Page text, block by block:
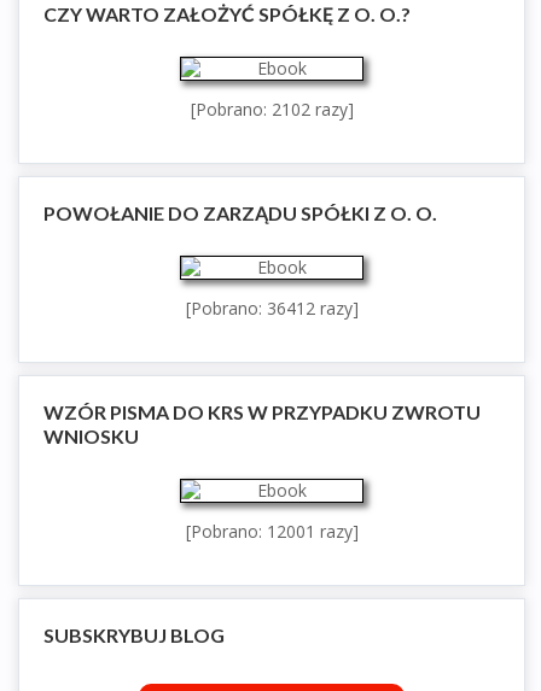
CZY WARTO ZAŁOŻYĆ SPÓŁKĘ Z O. O.?
[Pobrano: 2102 razy]
POWOŁANIE DO ZARZĄDU SPÓŁKI Z O. O.
[Pobrano: 36412 razy]
WZÓR PISMA DO KRS W PRZYPADKU ZWROTU
WNIOSKU
[Pobrano: 12001 razy]
SUBSKRYBUJ BLOG